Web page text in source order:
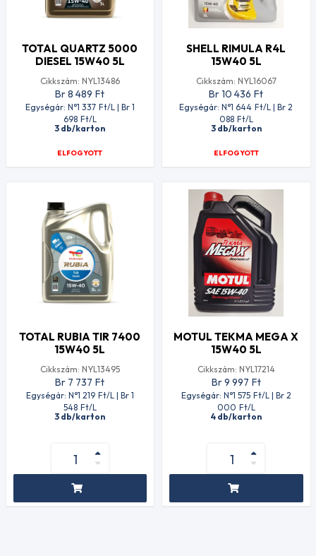
TOTAL QUARTZ 5000
DIESEL 15W40 5L
Cikkszám: NYL13486
Br 8 489 Ft
Egységár: N°1 337 Ft/L | Br 1
698 Ft/L
3 db/karton
ELFOGYOTT
SHELL RIMULA R4L
15W40 5L
Cikkszám: NYL16067
Br 10 436 Ft
Egységár: N°1 644 Ft/L | Br 2
088 Ft/L
3 db/karton
ELFOGYOTT
TOTAL RUBIA TIR 7400
15W40 5L
Cikkszám: NYL13495
Br 7 737 Ft
Egységár: N°1 219 Ft/L | Br 1
548 Ft/L
3 db/karton
MOTUL TEKMA MEGA X
15W40 5L
Cikkszám: NYL17214
Br 9 997 Ft
Egységár: N°1 575 Ft/L | Br 2
000 Ft/L
4 db/karton